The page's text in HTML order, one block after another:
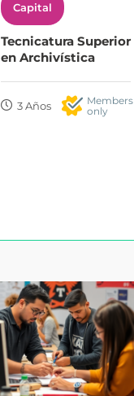
Capital
Tecnicatura Superior
en Archivística
3 Años
Members
only